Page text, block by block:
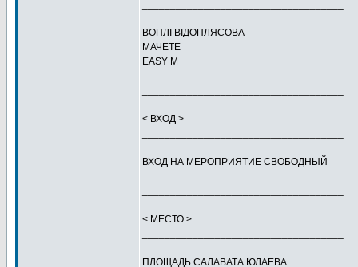
ВОПЛI ВIДОПЛЯСОВА
МАЧЕТЕ
EASY M
< ВХОД >
ВХОД НА МЕРОПРИЯТИЕ СВОБОДНЫЙ
< МЕСТО >
ПЛОЩАДЬ САЛАВАТА ЮЛАЕВА